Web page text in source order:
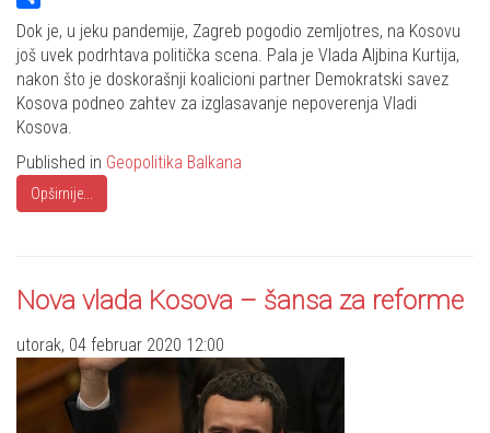
Share
Dok je, u jeku pandemije, Zagreb pogodio zemljotres, na Kosovu
još uvek podrhtava politička scena. Pala je Vlada Aljbina Kurtija,
nakon što je doskorašnji koalicioni partner Demokratski savez
Kosova podneo zahtev za izglasavanje nepoverenja Vladi
Kosova.
Published in Geopolitika Balkana
Opširnije...
Nova vlada Kosova – šansa za reforme
utorak, 04 februar 2020 12:00